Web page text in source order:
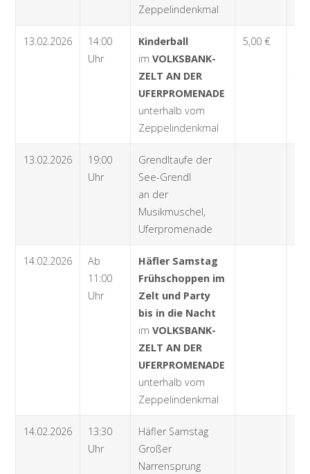
Zeppelindenkmal
13.02.2026
14:00
Uhr
Kinderball
imVOLKSBANK-
ZELT AN DER
UFERPROMENADE
unterhalb vom
Zeppelindenkmal
5,00 €
13.02.2026
19:00
Uhr
Grendltaufe der
See-Grendl
an der
Musikmuschel,
Uferpromenade
14.02.2026
Ab
11:00
Uhr
Häfler Samstag
Frühschoppen im
Zelt und Party
bis in die Nacht
imVOLKSBANK-
ZELT AN DER
UFERPROMENADE
unterhalb vom
Zeppelindenkmal
14.02.2026
13:30
Uhr
Häfler Samstag
Großer
Narrensprung